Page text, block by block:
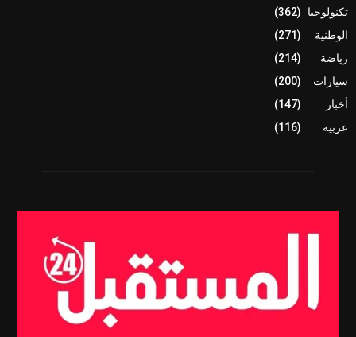
تكنولوجيا
(362)
الوطنية
(271)
رياضة
(214)
سيارات
(200)
أخبار
(147)
عربية
(116)